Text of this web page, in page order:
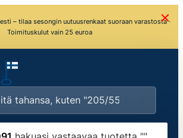
– tilaa sesongin uutuusrenkaat suoraan varastosta ·
Toimituskulut vain 25 euroa